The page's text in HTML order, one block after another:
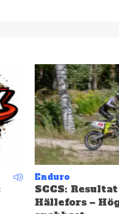
Enduro
SCCS:
Hällefors –